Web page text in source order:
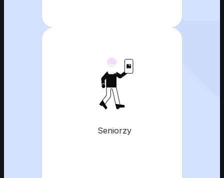
Seniorzy